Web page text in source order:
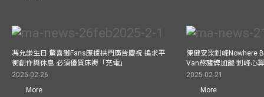
馮允謙生日 驚喜獲Fans應援拱門廣告慶祝 追求平
衡創作與休息 必須優質床褥「充電」
2025-02-26
More
陳健安梁釗峰Nowhere
Van熬豬髀加餸 釗峰心
2025-02-21
More